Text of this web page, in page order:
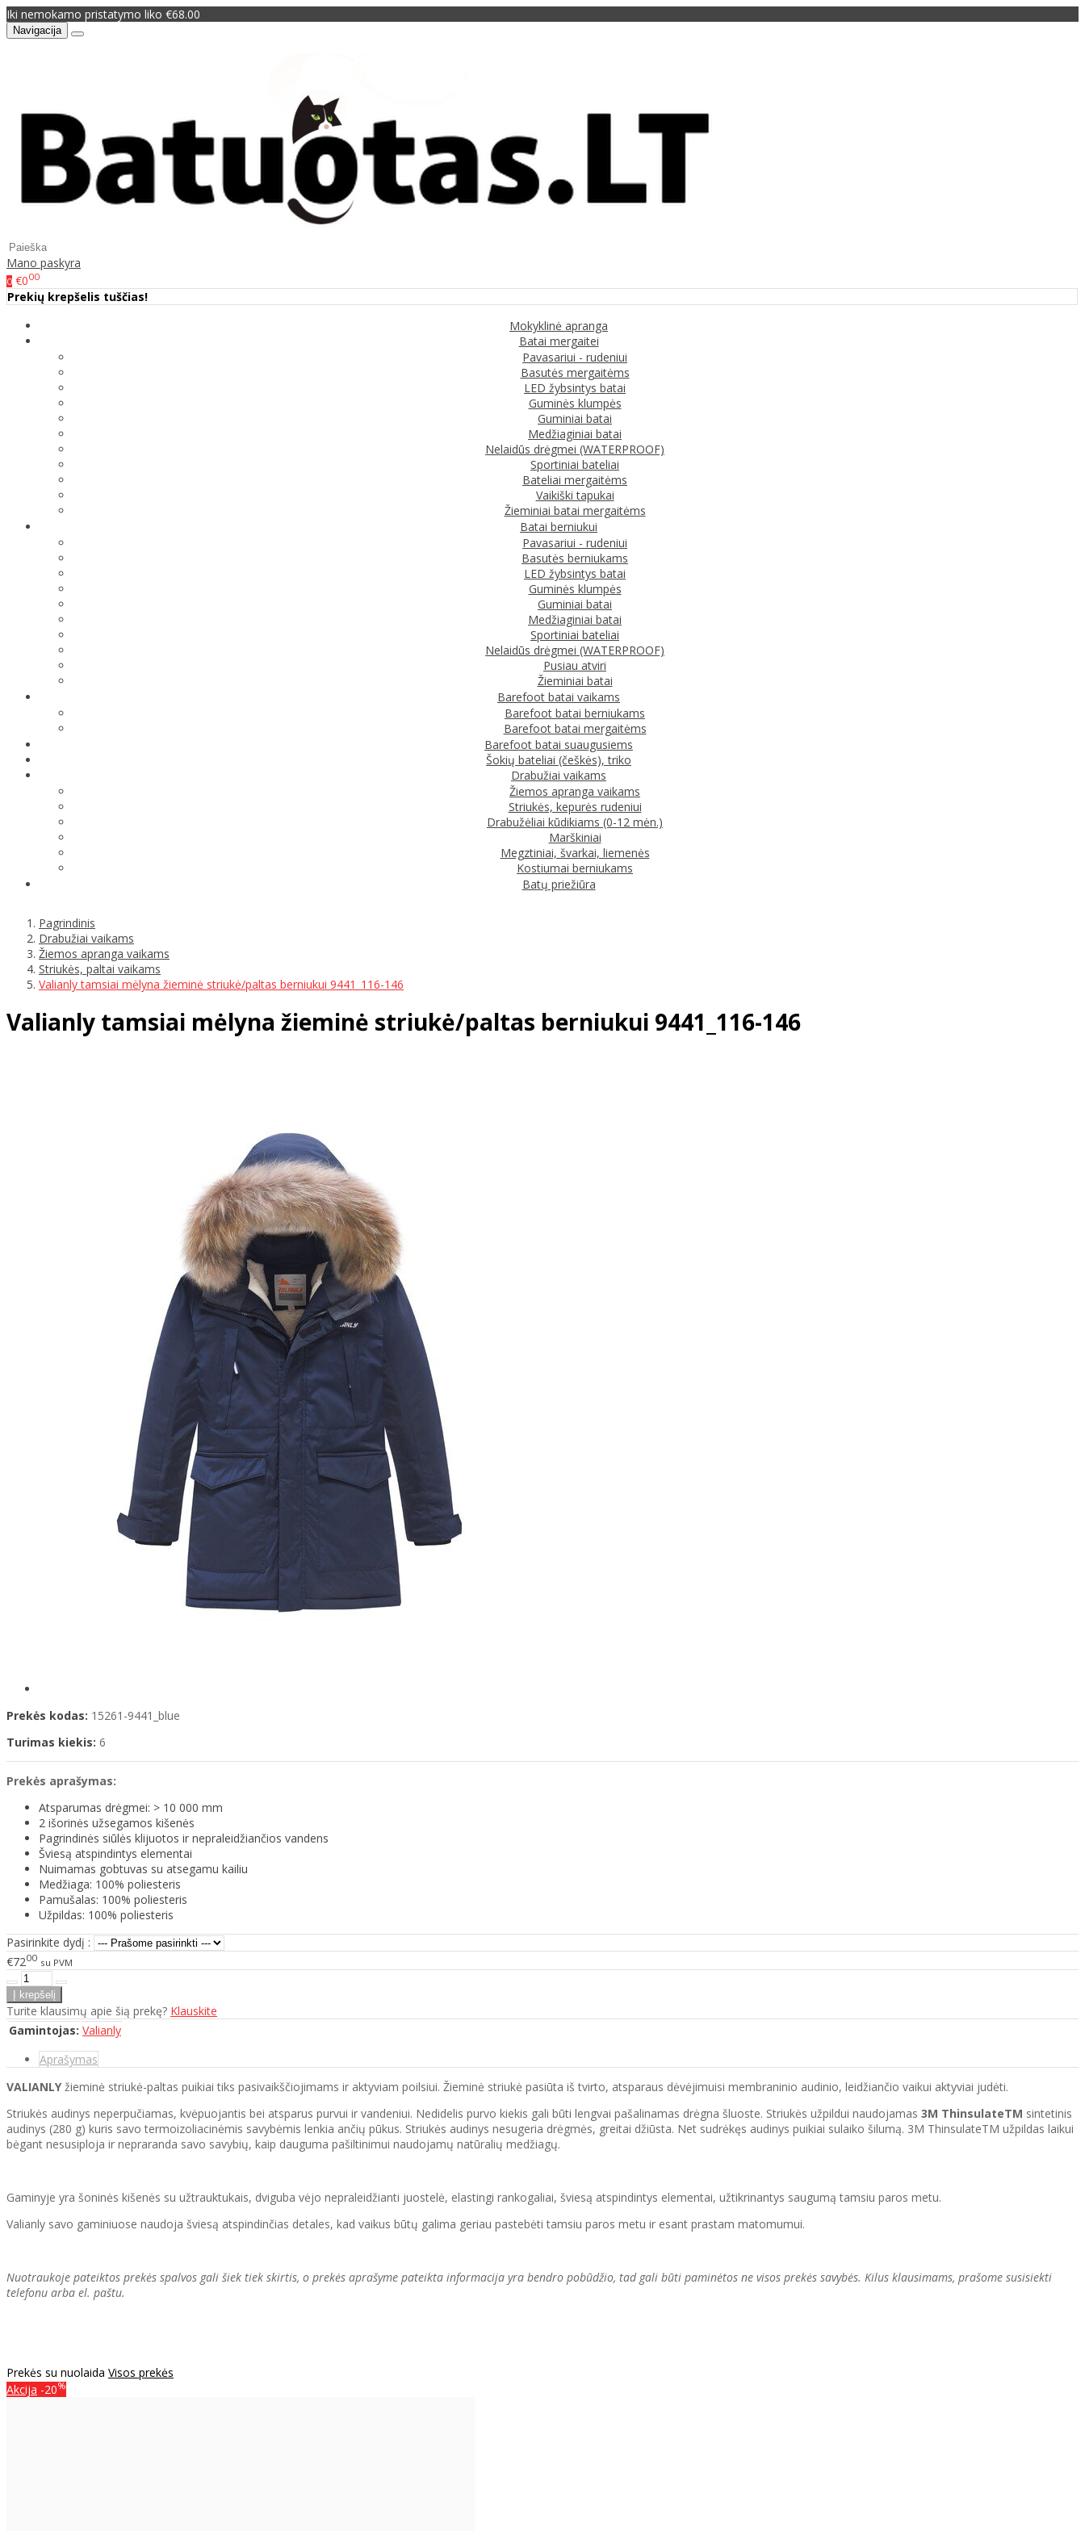
Iki nemokamo pristatymo liko €68.00
Navigacija
Mano paskyra
0 €000
Prekių krepšelis tuščias!
Mokyklinė apranga
Batai mergaitei
Pavasariui - rudeniui
Basutės mergaitėms
LED žybsintys batai
Guminės klumpės
Guminiai batai
Medžiaginiai batai
Nelaidūs drėgmei (WATERPROOF)
Sportiniai bateliai
Bateliai mergaitėms
Vaikiški tapukai
Žieminiai batai mergaitėms
Batai berniukui
Pavasariui - rudeniui
Basutės berniukams
LED žybsintys batai
Guminės klumpės
Guminiai batai
Medžiaginiai batai
Sportiniai bateliai
Nelaidūs drėgmei (WATERPROOF)
Pusiau atviri
Žieminiai batai
Barefoot batai vaikams
Barefoot batai berniukams
Barefoot batai mergaitėms
Barefoot batai suaugusiems
Šokių bateliai (češkės), triko
Drabužiai vaikams
Žiemos apranga vaikams
Striukės, kepurės rudeniui
Drabužėliai kūdikiams (0-12 mėn.)
Marškiniai
Megztiniai, švarkai, liemenės
Kostiumai berniukams
Batų priežiūra
Pagrindinis
Drabužiai vaikams
Žiemos apranga vaikams
Striukės, paltai vaikams
Valianly tamsiai mėlyna žieminė striukė/paltas berniukui 9441_116-146
Valianly tamsiai mėlyna žieminė striukė/paltas berniukui 9441_116-146
Prekės kodas: 15261-9441_blue
Turimas kiekis: 6
Prekės aprašymas:
Atsparumas drėgmei: > 10 000 mm
2 išorinės užsegamos kišenės
Pagrindinės siūlės klijuotos ir nepraleidžiančios vandens
Šviesą atspindintys elementai
Nuimamas gobtuvas su atsegamu kailiu
Medžiaga: 100% poliesteris
Pamušalas: 100% poliesteris
Užpildas: 100% poliesteris
Pasirinkite dydį :
€7200 su PVM
Turite klausimų apie šią prekę? Klauskite
Gamintojas: Valianly
Aprašymas
VALIANLYžieminė striukė-paltas puikiai tiks pasivaikščiojimams ir aktyviam poilsiui. Žieminė striukė pasiūta iš tvirto, atsparaus dėvėjimuisi membraninio audinio, leidžiančio vaikui aktyviai judėti.
Striukės audinys neperpučiamas, kvėpuojantis bei atsparus purvui ir vandeniui. Nedidelis purvo kiekis gali būti lengvai pašalinamas drėgna šluoste. Striukės užpildui naudojamas 3M ThinsulateTM sintetinis
audinys (280 g) kuris savo termoizoliacinėmis savybėmis lenkia ančių pūkus. Striukės audinys nesugeria drėgmės, greitai džiūsta. Net sudrėkęs audinys puikiai sulaiko šilumą. 3M ThinsulateTM užpildas laikui
bėgant nesusiploja ir nepraranda savo savybių, kaip dauguma pašiltinimui naudojamų natūralių medžiagų.
Gaminyje yra šoninės kišenės su užtrauktukais, dviguba vėjo nepraleidžianti juostelė, elastingi rankogaliai, šviesą atspindintys elementai, užtikrinantys saugumą tamsiu paros metu.
Valianly savo gaminiuose naudoja šviesą atspindinčias detales, kad vaikus būtų galima geriau pastebėti tamsiu paros metu ir esant prastam matomumui.
Nuotraukoje pateiktos prekės spalvos gali šiek tiek skirtis, o prekės aprašyme pateikta informacija yra bendro pobūdžio, tad gali būti paminėtos ne visos prekės savybės. Kilus klausimams, prašome susisiekti
telefonu arba el. paštu.
Prekės su nuolaida Visos prekės
Akcija -20%